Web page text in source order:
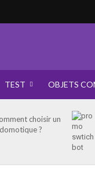
TEST OBJETS
choisir un
?